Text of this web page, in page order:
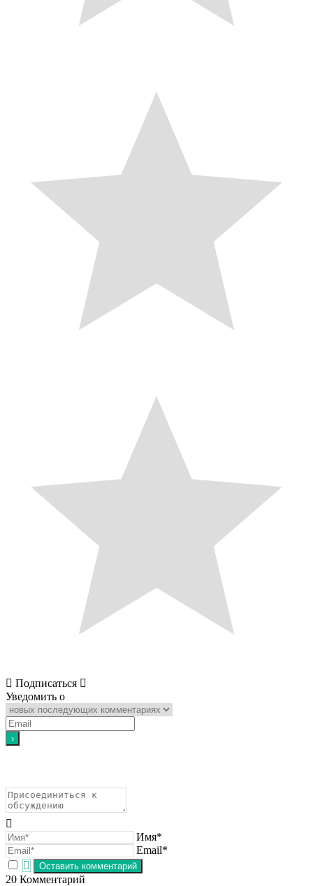
Подписаться
Уведомить о
Имя*
Email*
20 Комментарий